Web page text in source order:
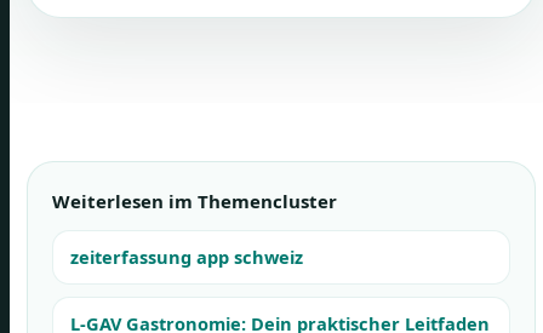
Weiterlesen im Themencluster
zeiterfassung app schweiz
L-GAV Gastronomie: Dein praktischer Leitfaden